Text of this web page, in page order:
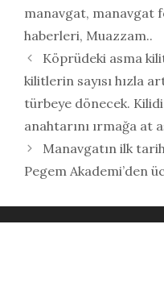
manavgat, manavgat
haberleri, Muazzam..
Köprüdeki asma
kilitlerin sayısı hızla
türbeye dönecek.
anahtarını ırmağa at
Manavgatın ilk
Pegem Akademi’den